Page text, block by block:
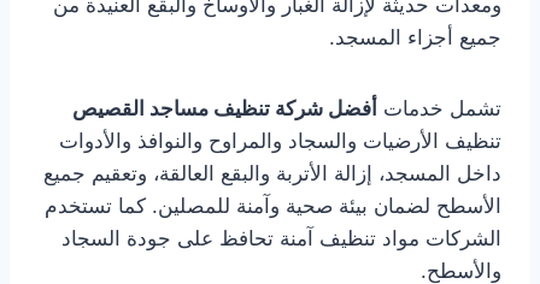
ومعدات حديثة لإزالة الغبار والأوساخ والبقع العنيدة من
جميع أجزاء المسجد.
تشمل خدمات أفضل شركة تنظيف مساجد القصيص
تنظيف الأرضيات والسجاد والمراوح والنوافذ والأدوات
داخل المسجد، إزالة الأتربة والبقع العالقة، وتعقيم جميع
الأسطح لضمان بيئة صحية وآمنة للمصلين. كما تستخدم
الشركات مواد تنظيف آمنة تحافظ على جودة السجاد
والأسطح.